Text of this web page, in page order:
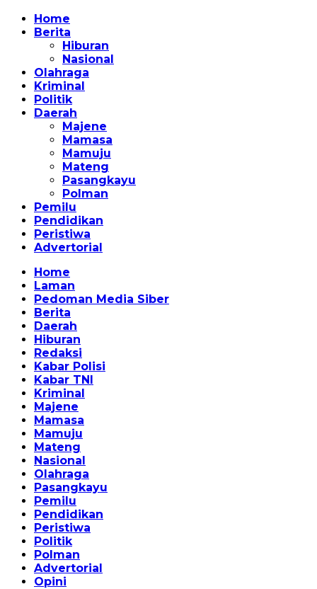
Home
Berita
Hiburan
Nasional
Olahraga
Kriminal
Politik
Daerah
Majene
Mamasa
Mamuju
Mateng
Pasangkayu
Polman
Pemilu
Pendidikan
Peristiwa
Advertorial
Home
Laman
Pedoman Media Siber
Berita
Daerah
Hiburan
Redaksi
Kabar Polisi
Kabar TNI
Kriminal
Majene
Mamasa
Mamuju
Mateng
Nasional
Olahraga
Pasangkayu
Pemilu
Pendidikan
Peristiwa
Politik
Polman
Advertorial
Opini